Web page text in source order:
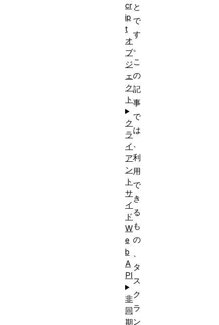
と
で
す
。
こ
の
記
事
で
は
利
用
で
き
る
も
の
タ
ス
ク
ラ
ン
cr
ip
t
オ
ブ
ジ
ェ
ク
ト
ク
ラ
イ
ア
ン
ト
サ
イ
ド
W
e
b
A
PI
非
同
期